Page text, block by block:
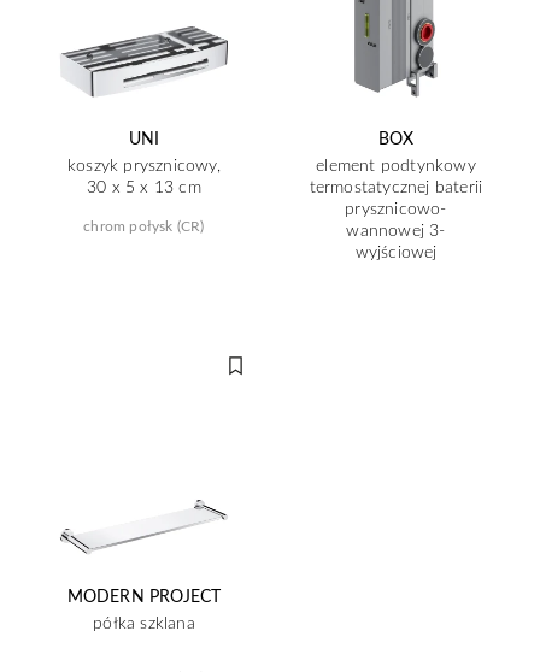
UNI
koszyk prysznicowy,
30 x 5 x 13 cm
chrom połysk (CR)
BOX
element podtynkowy
termostatycznej baterii
prysznicowo-
wannowej 3-
wyjściowej
MODERN PROJECT
półka szklana